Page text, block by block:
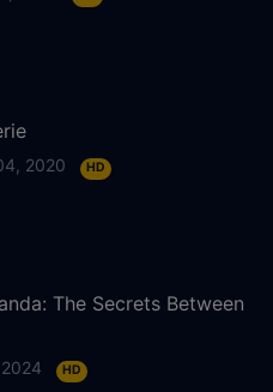
2020 HD
The Secrets Between
2024 HD